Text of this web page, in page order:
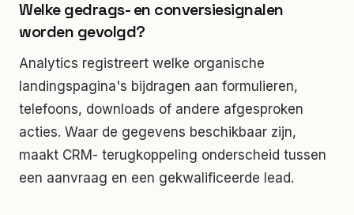
Welke gedrags- en conversiesignalen
worden gevolgd?
Analytics registreert welke organische
landingspagina's bijdragen aan formulieren,
telefoons, downloads of andere afgesproken
acties. Waar de gegevens beschikbaar zijn,
maakt CRM- terugkoppeling onderscheid tussen
een aanvraag en een gekwalificeerde lead.